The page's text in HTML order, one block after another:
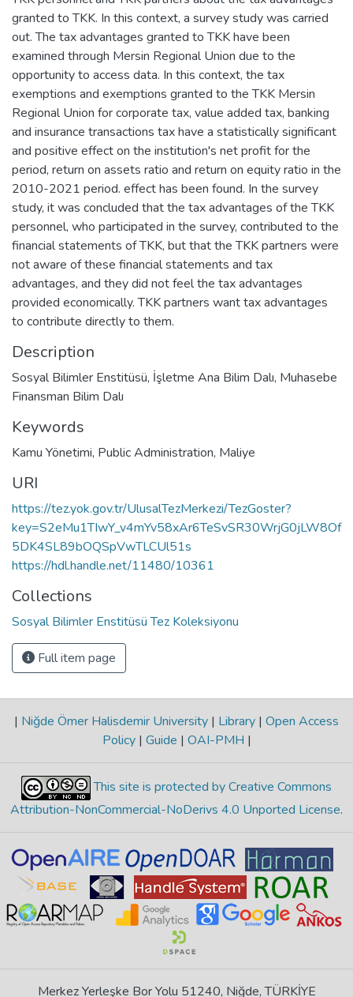
granted to TKK. In this context, a survey study was carried
out. The tax advantages granted to TKK have been
examined through Mersin Regional Union due to the
opportunity to access data. In this context, the tax
exemptions and exemptions granted to the TKK Mersin
Regional Union for corporate tax, value added tax, banking
and insurance transactions tax have a statistically significant
and positive effect on the institution's net profit for the
period, return on assets ratio and return on equity ratio in the
2010-2021 period. effect has been found. In the survey
study, it was concluded that the tax advantages of the TKK
personnel, who participated in the survey, contributed to the
financial statements of TKK, but that the TKK partners were
not aware of these financial statements and tax
advantages, and they did not feel the tax advantages
provided economically. TKK partners want tax advantages
to contribute directly to them.
Description
Sosyal Bilimler Enstitüsü, İşletme Ana Bilim Dalı, Muhasebe
Finansman Bilim Dalı
Keywords
Kamu Yönetimi, Public Administration, Maliye
URI
https://tez.yok.gov.tr/UlusalTezMerkezi/TezGoster?
key=S2eMu1TIwY_v4mYv58xAr6TeSvSR30WrjG0jLW8Of
5DK4SL89bOQSpVwTLCUl51s
https://hdl.handle.net/11480/10361
Collections
Sosyal Bilimler Enstitüsü Tez Koleksiyonu
Full item page
| Niğde Ömer Halisdemir University | Library | Open Access
Policy | Guide | OAI-PMH |
This site is protected by Creative Commons
Attribution-NonCommercial-NoDerivs 4.0 Unported License.
Merkez Yerleşke Bor Yolu 51240, Niğde, TÜRKİYE